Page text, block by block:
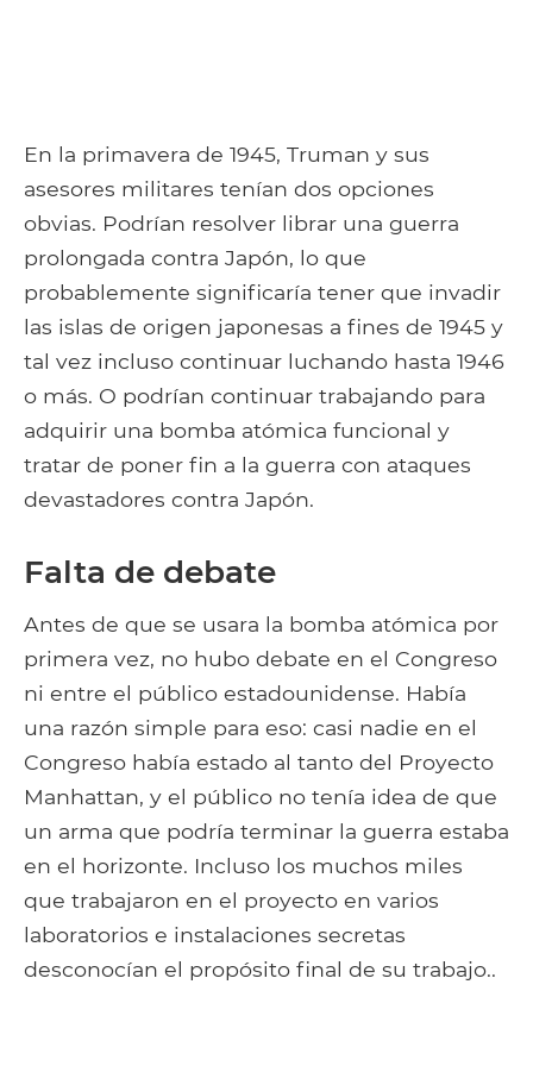
En la primavera de 1945, Truman y sus
asesores militares tenían dos opciones
obvias. Podrían resolver librar una guerra
prolongada contra Japón, lo que
probablemente significaría tener que invadir
las islas de origen japonesas a fines de 1945 y
tal vez incluso continuar luchando hasta 1946
o más. O podrían continuar trabajando para
adquirir una bomba atómica funcional y
tratar de poner fin a la guerra con ataques
devastadores contra Japón.
Falta de debate
Antes de que se usara la bomba atómica por
primera vez, no hubo debate en el Congreso
ni entre el público estadounidense. Había
una razón simple para eso: casi nadie en el
Congreso había estado al tanto del Proyecto
Manhattan, y el público no tenía idea de que
un arma que podría terminar la guerra estaba
en el horizonte. Incluso los muchos miles
que trabajaron en el proyecto en varios
laboratorios e instalaciones secretas
desconocían el propósito final de su trabajo..